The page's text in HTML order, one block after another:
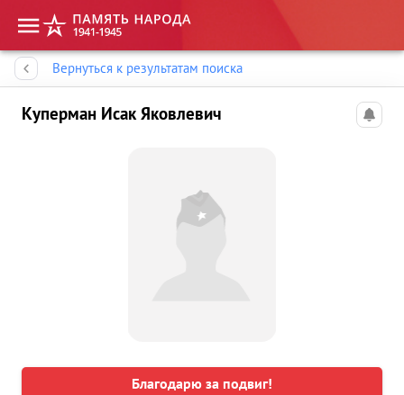
Вернуться к результатам поиска
Куперман Исак Яковлевич
Благодарю за подвиг!
Память народа